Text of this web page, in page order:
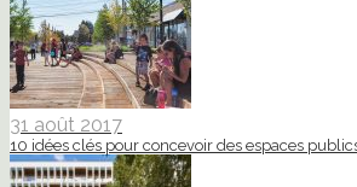
31 août 2017
10 idées clés pour concevoir des espaces